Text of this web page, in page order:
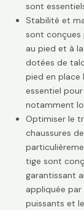
sont
Stabilité et
sont conçues
au pied et à
dotées de
pied en place
essentiel
notamment
Optimiser le
chaussures
tige sont
garantissant
appliquée par
puissants et